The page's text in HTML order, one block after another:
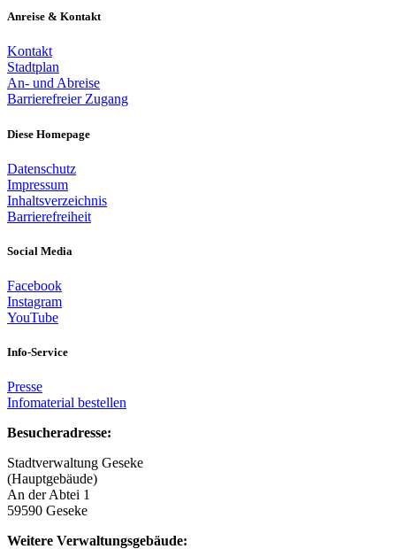
Anreise & Kontakt
Kontakt
Stadtplan
An- und Abreise
Barrierefreier Zugang
Diese Homepage
Datenschutz
Impressum
Inhaltsverzeichnis
Barrierefreiheit
Social Media
Facebook
Instagram
YouTube
Info-Service
Presse
Infomaterial bestellen
Besucheradresse:
Stadtverwaltung Geseke
(Hauptgebäude)
An der Abtei 1
59590 Geseke
Weitere Verwaltungsgebäude: